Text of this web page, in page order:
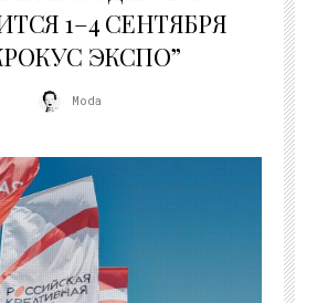
1–4 СЕНТЯБРЯ
ЭКСПО”
Moda